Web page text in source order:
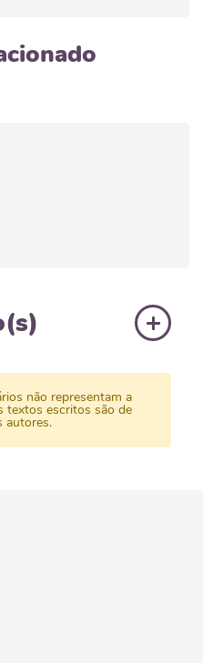
não representam a
textos escritos são de
autores.